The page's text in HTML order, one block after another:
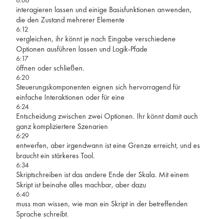
interagieren lassen und einige Basisfunktionen anwenden,
die den Zustand mehrerer Elemente
6:12
vergleichen, ihr könnt je nach Eingabe verschiedene
Optionen ausführen lassen und Logik-Pfade
6:17
öffnen oder schließen.
6:20
Steuerungskomponenten eignen sich hervorragend für
einfache Interaktionen oder für eine
6:24
Entscheidung zwischen zwei Optionen. Ihr könnt damit auch
ganz kompliziertere Szenarien
6:29
entwerfen, aber irgendwann ist eine Grenze erreicht, und es
braucht ein stärkeres Tool.
6:34
Skriptschreiben ist das andere Ende der Skala. Mit einem
Skript ist beinahe alles machbar, aber dazu
6:40
muss man wissen, wie man ein Skript in der betreffenden
Sprache schreibt.